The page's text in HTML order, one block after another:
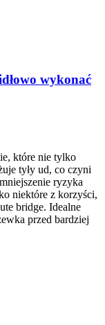
wykonać
które nie tylko
tyły ud, co czyni
ryzyka
niektóre z korzyści,
bridge. Idealne
przed bardziej